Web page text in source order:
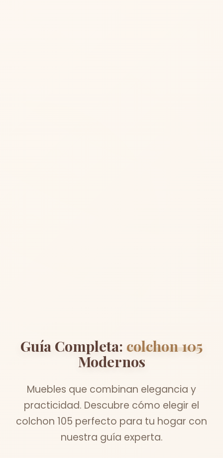
Guía Completa: colchon 105
Modernos
Muebles que combinan elegancia y
practicidad. Descubre cómo elegir el
colchon 105 perfecto para tu hogar con
nuestra guía experta.